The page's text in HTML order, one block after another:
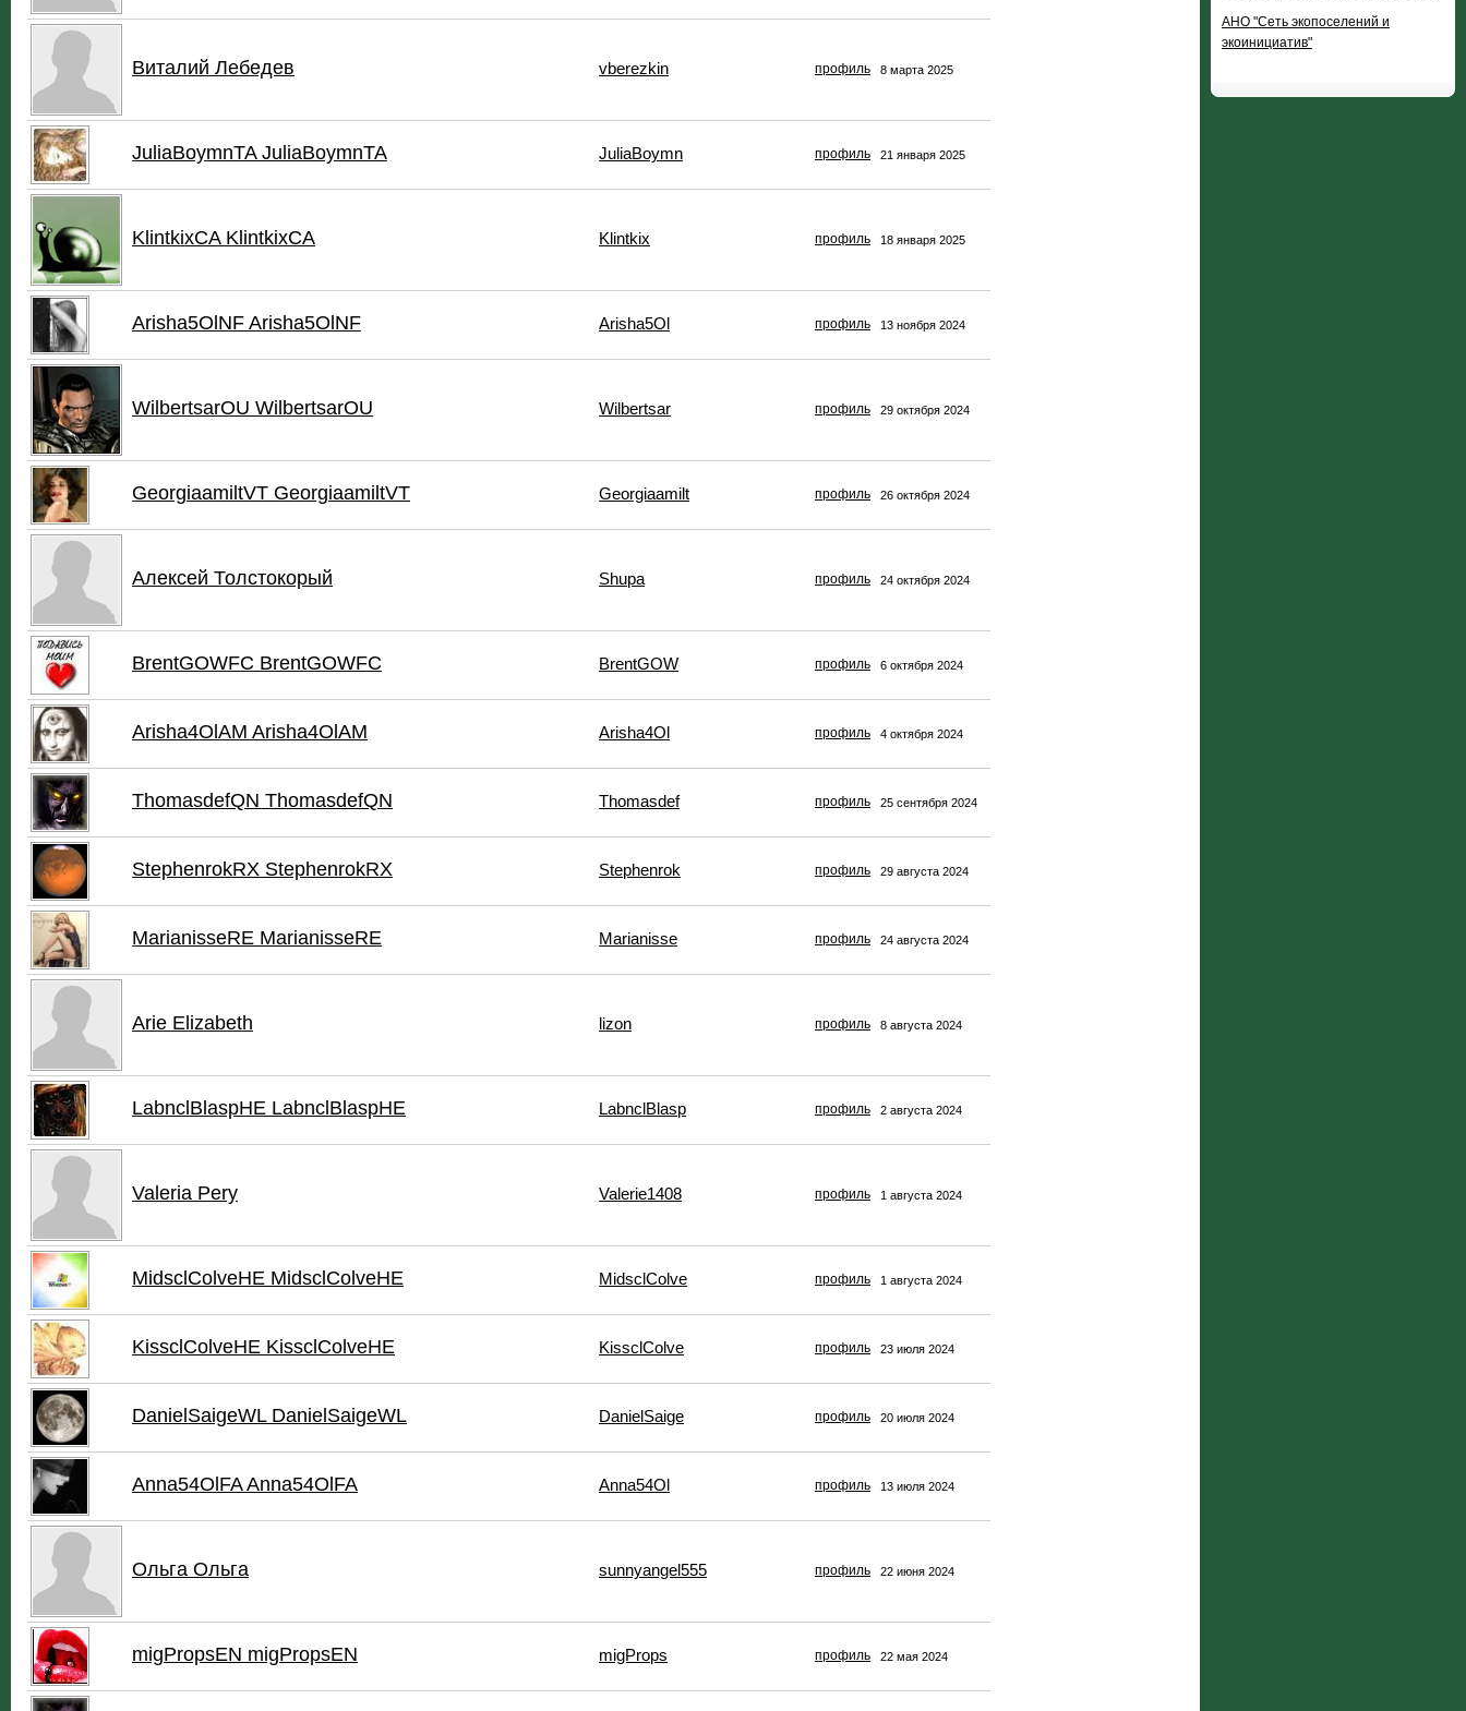
Виталий Лебедев vberezkin профиль 8 марта 2025
JuliaBoymnTA JuliaBoymnTA JuliaBoymn профиль 21 января 2025
KlintkixCA KlintkixCA Klintkix профиль 18 января 2025
Arisha5OlNF Arisha5OlNF Arisha5Ol профиль 13 ноября 2024
WilbertsarOU WilbertsarOU Wilbertsar профиль 29 октября 2024
GeorgiaamiltVT GeorgiaamiltVT Georgiaamilt профиль 26 октября 2024
Алексей Толстокорый Shupa профиль 24 октября 2024
BrentGOWFC BrentGOWFC BrentGOW профиль 6 октября 2024
Arisha4OlAM Arisha4OlAM Arisha4Ol профиль 4 октября 2024
ThomasdefQN ThomasdefQN Thomasdef профиль 25 сентября 2024
StephenrokRX StephenrokRX Stephenrok профиль 29 августа 2024
MarianisseRE MarianisseRE Marianisse профиль 24 августа 2024
Arie Elizabeth lizon профиль 8 августа 2024
LabnclBlaspHE LabnclBlaspHE LabnclBlasp профиль 2 августа 2024
Valeria Pery Valerie1408 профиль 1 августа 2024
MidsclColveHE MidsclColveHE MidsclColve профиль 1 августа 2024
KissclColveHE KissclColveHE KissclColve профиль 23 июля 2024
DanielSaigeWL DanielSaigeWL DanielSaige профиль 20 июля 2024
Anna54OlFA Anna54OlFA Anna54Ol профиль 13 июля 2024
Ольга Ольга sunnyangel555 профиль 22 июня 2024
migPropsEN migPropsEN migProps профиль 22 мая 2024
АНО "Сеть экопоселений и
экоинициатив"